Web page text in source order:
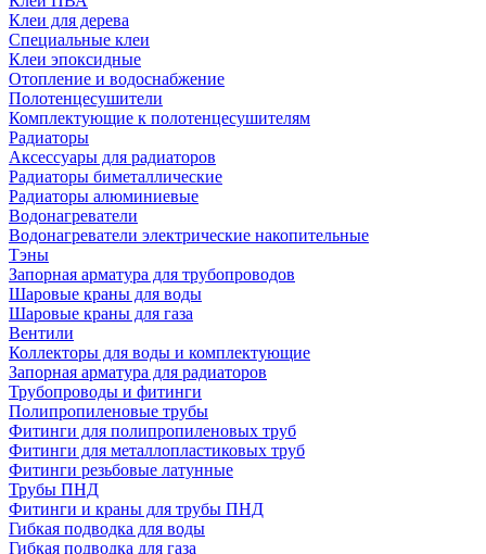
Клеи для дерева
Специальные клеи
Клеи эпоксидные
Отопление и водоснабжение
Полотенцесушители
Комплектующие к полотенцесушителям
Радиаторы
Аксессуары для радиаторов
Радиаторы биметаллические
Радиаторы алюминиевые
Водонагреватели
Водонагреватели электрические накопительные
Тэны
Запорная арматура для трубопроводов
Шаровые краны для воды
Шаровые краны для газа
Вентили
Коллекторы для воды и комплектующие
Запорная арматура для радиаторов
Трубопроводы и фитинги
Полипропиленовые трубы
Фитинги для полипропиленовых труб
Фитинги для металлопластиковых труб
Фитинги резьбовые латунные
Трубы ПНД
Фитинги и краны для трубы ПНД
Гибкая подводка для воды
Гибкая подводка для газа